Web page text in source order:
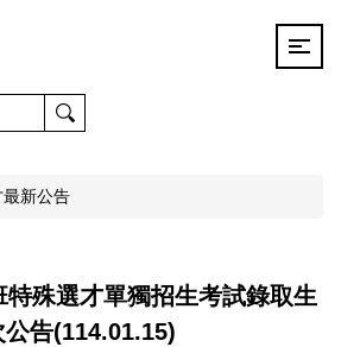
新公告
特殊選才單獨招生考試錄取生
告(114.01.15)